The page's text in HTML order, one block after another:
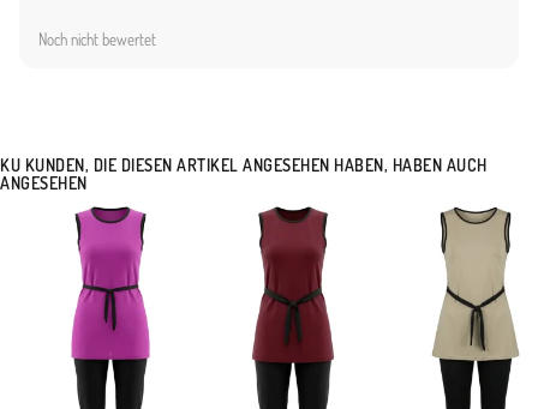
direnç oluşturmayan ergonomik yapı.Ürünümüz tunik, tayt ve özel bone olmak üzere
sayesinde çantanızda yer kaplamaz ve kolayca taşınabilir. Modern kadının ihtiyaç
duyduğu işlevsellik ve estetiği bir araya getiren bu koleksiyon parçasını, uygun
aksesuarlarla tamamlayarak stilinizi plajlara taşıyabilirsiniz. Düşük ısıda yıkanması ve
direkt güneş ışığına maruz bırakılmadan kurutulması önerilir.ankeninin Ölçüleri: Beden
38, Boy 177 cm, Göğüs 90 cm, Bel 70 cm, Basen 98 cm
Made in Türkiye
Noch nicht bewertet
KU KUNDEN, DIE DIESEN ARTIKEL ANGESEHEN HABEN, HABEN AUCH
ANGESEHEN